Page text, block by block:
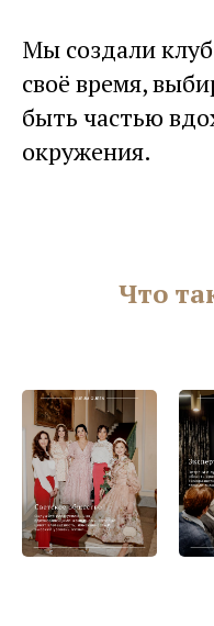
Мы создали
своё время,
быть частью
окружения.
Что